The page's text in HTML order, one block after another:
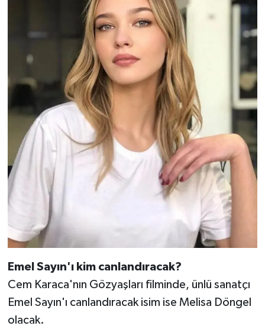
Emel Sayın'ı kim canlandıracak?
Cem Karaca'nın Gözyaşları filminde, ünlü sanatçı
Emel Sayın'ı canlandıracak isim ise Melisa Döngel
olacak.